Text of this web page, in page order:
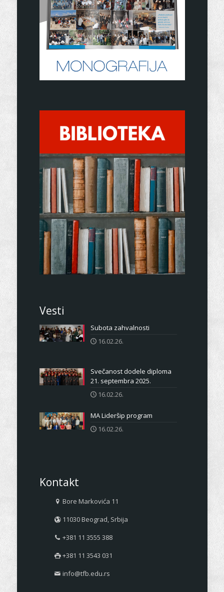
Vesti
Subota zahvalnosti
16.02.26.
Svečanost dodele diploma
21. septembra 2025.
16.02.26.
MA Lideršip program
16.02.26.
Kontakt
Bore Markovića 11
11030 Beograd, Srbija
+381 11 3555 388
+381 11 3543 031
info@tfb.edu.rs